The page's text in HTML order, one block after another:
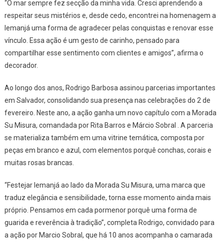
“O mar sempre fez secção da minha vida. Cresci aprendendo a
respeitar seus mistérios e, desde cedo, encontrei na homenagem a
Iemanjá uma forma de agradecer pelas conquistas e renovar esse
vínculo. Essa ação é um gesto de carinho, pensado para
compartilhar esse sentimento com clientes e amigos”, afirma o
decorador.
Ao longo dos anos, Rodrigo Barbosa assinou parcerias importantes
em Salvador, consolidando sua presença nas celebrações do 2 de
fevereiro. Neste ano, a ação ganha um novo capítulo com a Morada
Su Misura, comandada por Rita Barros e Márcio Sobral . A parceria
se materializa também em uma vitrine temática, composta por
peças em branco e azul, com elementos porquê conchas, corais e
muitas rosas brancas.
“Festejar Iemanjá ao lado da Morada Su Misura, uma marca que
traduz elegância e sensibilidade, torna esse momento ainda mais
próprio. Pensamos em cada pormenor porquê uma forma de
guarida e reverência à tradição”, completa Rodrigo, convidado para
a ação por Marcio Sobral, que há 10 anos acompanha o camarada